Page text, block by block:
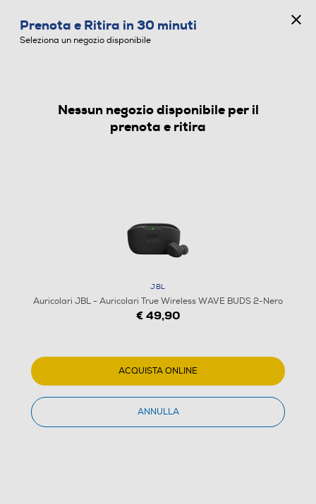
AURICOLARI
1/3
JBL - Auricolari True Wireless WAVE BUDS 2-Nero
Prenota e Ritira in 30 minuti
Seleziona un negozio disponibile
Nessun negozio disponibile per il
prenota e ritira
JBL
Auricolari JBL - Auricolari True Wireless WAVE BUDS 2-Nero
€ 49,90
ACQUISTA ONLINE
ANNULLA